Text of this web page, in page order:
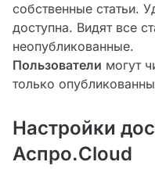
собственные статьи.
доступна. Видят все
неопубликованные.
Пользователи могут
только
Настройки
Аспро.Cloud